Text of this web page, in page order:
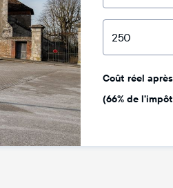
Coût réel
(66% de